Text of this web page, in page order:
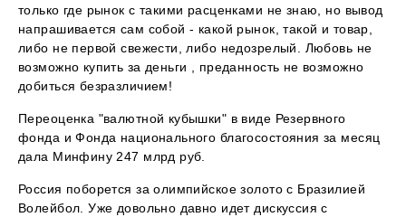
только где рынок с такими расценками не знаю, но вывод
напрашивается сам собой - какой рынок, такой и товар,
либо не первой свежести, либо недозрелый. Любовь не
возможно купить за деньги , преданность не возможно
добиться безразличием!
Переоценка "валютной кубышки" в виде Резервного
фонда и Фонда национального благосостояния за месяц
дала Минфину 247 млрд руб.
Россия поборется за олимпийское золото с Бразилией
Волейбол. Уже довольно давно идет дискуссия с